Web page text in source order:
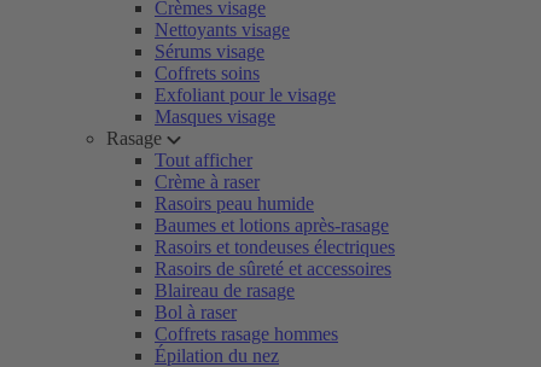
Crèmes visage
Nettoyants visage
Sérums visage
Coffrets soins
Exfoliant pour le visage
Masques visage
Rasage
Tout afficher
Crème à raser
Rasoirs peau humide
Baumes et lotions après-rasage
Rasoirs et tondeuses électriques
Rasoirs de sûreté et accessoires
Blaireau de rasage
Bol à raser
Coffrets rasage hommes
Épilation du nez